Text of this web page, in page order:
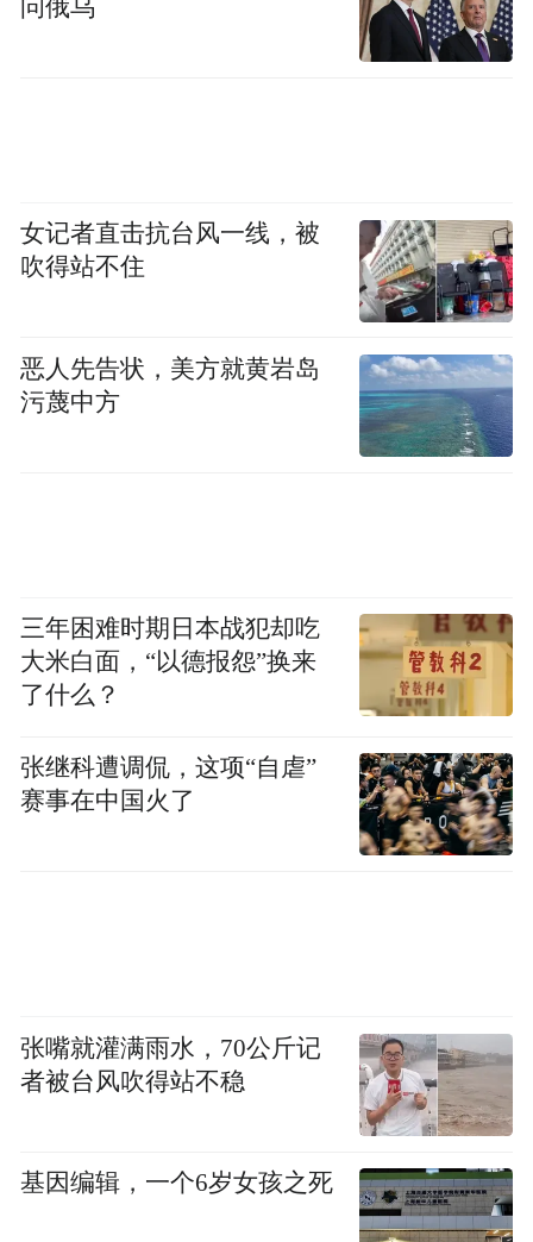
进入海关监管仓指定区域，货物可提前办理
报关、查验等手续，无需重复拆装箱，切实
易试验区将坚决扛起“为国家试制度、为地方
谋发展、为人民增福祉”的自贸使命，锚定
“提升显示度、增强获得感、争当主力军”三
显湖南特色的制度创新成果，建设一批标志
性制度型开放场景，让企业和老百姓切实享
受到改革开放和制度创新的红利，奋力谱写
“特别声明：以上作品内容(包括在内的视频、图片或音
频)为凤凰网旗下自媒体平台“大风号”用户上传并发
Notice: The content above (including the videos,
pictures and audios if any) is uploaded and posted
by the user of Dafeng Hao, which is a social media
platform and merely provides information storage
问俄乌
女记者直击抗台风一线，被
吹得站不住
恶人先告状，美方就黄岩岛
污蔑中方
三年困难时期日本战犯却吃
大米白面，“以德报怨”换来
了什么？
张继科遭调侃，这项“自虐”
赛事在中国火了
张嘴就灌满雨水，70公斤记
者被台风吹得站不稳
基因编辑，一个6岁女孩之死